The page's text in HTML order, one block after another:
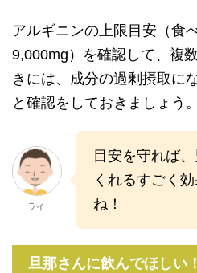
アルギニンの上限目安（食
9,000mg）を確認して、複
きには、成分の過剰摂取に
と確認をしておきましょう。
ライ
目安を守れば
くれるすごく
ね！
旦那さんに飲んでほしい